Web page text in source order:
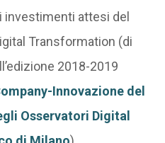
investimenti attesi del
Transformation (di
2018-2019
Innovazione del
Osservatori Digital